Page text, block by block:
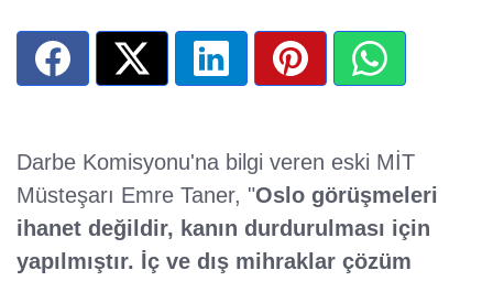
Darbe Komisyonu'na bilgi veren eski MİT
Müsteşarı Emre Taner, "Oslo görüşmeleri
ihanet değildir, kanın durdurulması için
yapılmıştır. İç ve dış mihraklar çözüm